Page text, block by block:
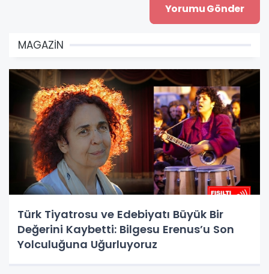
MAGAZİN
Türk Tiyatrosu ve Edebiyatı Büyük Bir
Değerini Kaybetti: Bilgesu Erenus’u Son
Yolculuğuna Uğurluyoruz